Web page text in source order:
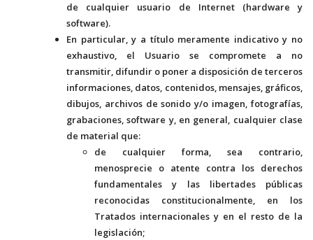
de cualquier usuario de Internet (hardware y
software).
En particular, y a título meramente indicativo y no
exhaustivo, el Usuario se compromete a no
transmitir, difundir o poner a disposición de terceros
informaciones, datos, contenidos, mensajes, gráficos,
dibujos, archivos de sonido y/o imagen, fotografías,
grabaciones, software y, en general, cualquier clase
de material que:
de cualquier forma, sea contrario,
menosprecie o atente contra los derechos
fundamentales y las libertades públicas
reconocidas constitucionalmente, en los
Tratados internacionales y en el resto de la
legislación;